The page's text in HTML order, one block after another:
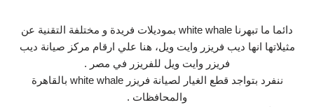
دائما ما تبهرنا white whale بموديلات فريدة و مختلفة التقنية عن
مثيلاتها انها ديب فريزر وايت ويل، هنا علي ارقام مركز صيانة ديب
فريزر وايت ويل للفريزر في مصر .
ننفرد بتواجد قطع الغيار لصيانة فريزر white whale بالقاهرة
والمحافظات .